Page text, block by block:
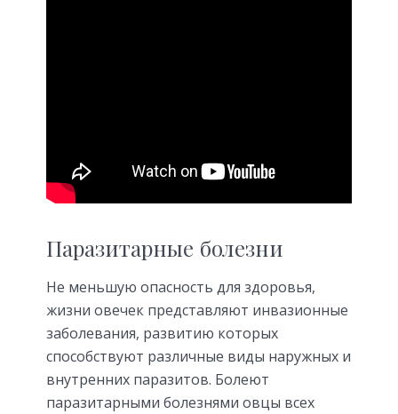
Паразитарные болезни
Не меньшую опасность для здоровья,
жизни овечек представляют инвазионные
заболевания, развитию которых
способствуют различные виды наружных и
внутренних паразитов. Болеют
паразитарными болезнями овцы всех